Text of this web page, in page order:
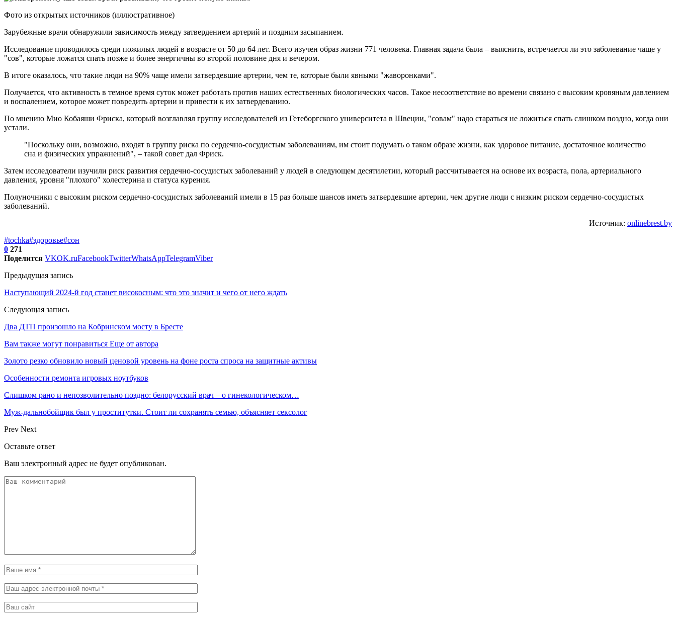
Фото из открытых источников (иллюстративное)
Зарубежные врачи обнаружили зависимость между затвердением артерий и поздним засыпанием.
Исследование проводилось среди пожилых людей в возрасте от 50 до 64 лет. Всего изучен образ жизни 771 человека. Главная задача была – выяснить, встречается ли это заболевание чаще у
"сов", которые ложатся спать позже и более энергичны во второй половине дня и вечером.
В итоге оказалось, что такие люди на 90% чаще имели затвердевшие артерии, чем те, которые были явными "жаворонками".
Получается, что активность в темное время суток может работать против наших естественных биологических часов. Такое несоответствие во времени связано с высоким кровяным давлением
и воспалением, которое может повредить артерии и привести к их затвердеванию.
По мнению Мио Кобаяши Фриска, который возглавлял группу исследователей из Гетеборгского университета в Швеции, "совам" надо стараться не ложиться спать слишком поздно, когда они
устали.
"Поскольку они, возможно, входят в группу риска по сердечно-сосудистым заболеваниям, им стоит подумать о таком образе жизни, как здоровое питание, достаточное количество
сна и физических упражнений", – такой совет дал Фриск.
Затем исследователи изучили риск развития сердечно-сосудистых заболеваний у людей в следующем десятилетии, который рассчитывается на основе их возраста, пола, артериального
давления, уровня "плохого" холестерина и статуса курения.
Полуночники с высоким риском сердечно-сосудистых заболеваний имели в 15 раз больше шансов иметь затвердевшие артерии, чем другие люди с низким риском сердечно-сосудистых
заболеваний.
Источник: onlinebrest.by
#tochka#здоровье#сон
0 271
Поделится VKOK.ruFacebookTwitterWhatsAppTelegramViber
Предыдущая запись
Наступающий 2024-й год станет високосным: что это значит и чего от него ждать
Следующая запись
Два ДТП произошло на Кобринском мосту в Бресте
Вам также могут понравиться Еще от автора
Золото резко обновило новый ценовой уровень на фоне роста спроса на защитные активы
Особенности ремонта игровых ноутбуков
Слишком рано и непозволительно поздно: белорусский врач – о гинекологическом…
Муж-дальнобойщик был у проститутки. Стоит ли сохранять семью, объясняет сексолог
Prev Next
Оставьте ответ
Ваш электронный адрес не будет опубликован.